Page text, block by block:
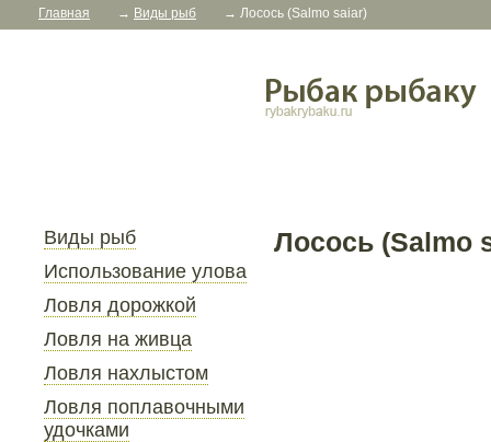
Главная → Виды рыб → Лосось (Salmo saiar)
Виды рыб
Использование улова
Ловля дорожкой
Ловля на живца
Ловля нахлыстом
Ловля поплавочными
удочками
Лосось (Salmo